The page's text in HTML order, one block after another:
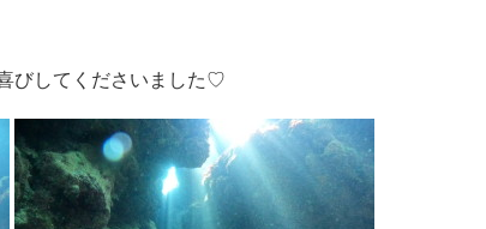
びしてくださいました♡